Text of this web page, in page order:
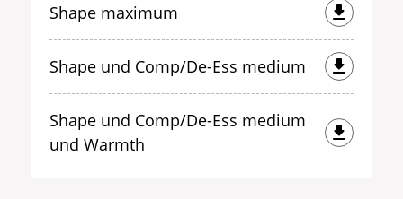
Shape maximum
Shape und Comp/De-Ess medium
Shape und Comp/De-Ess medium
und Warmth